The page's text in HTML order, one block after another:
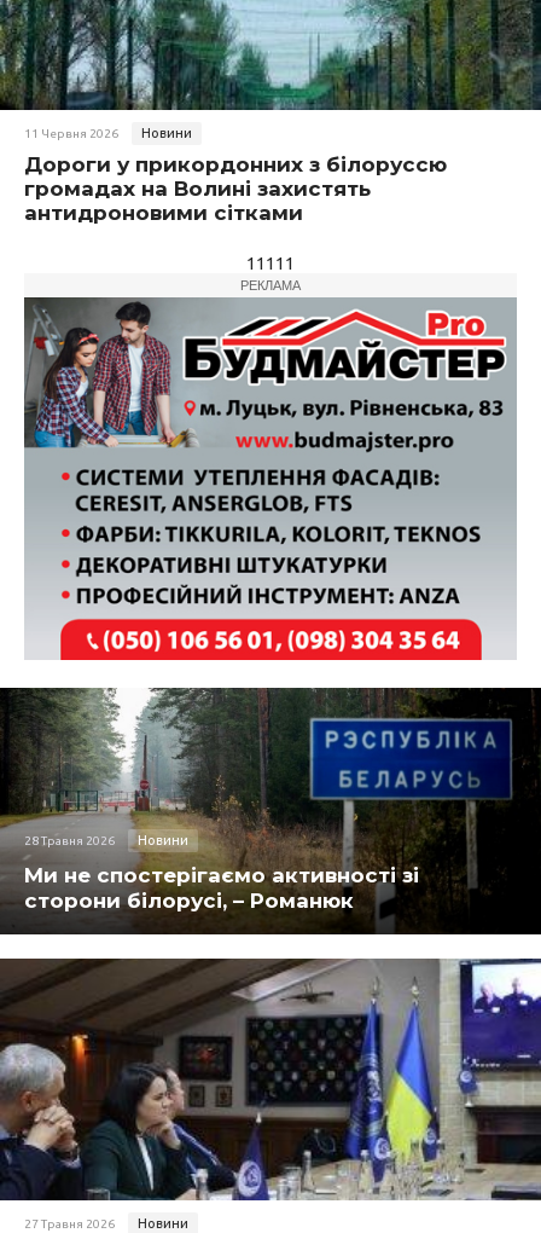
11 Червня 2026 Новини
Дороги у прикордонних з білоруссю
громадах на Волині захистять
антидроновими сітками
11111
РЕКЛАМА
28 Травня 2026 Новини
Ми не спостерігаємо активності зі
сторони білорусі, – Романюк
27 Травня 2026 Новини